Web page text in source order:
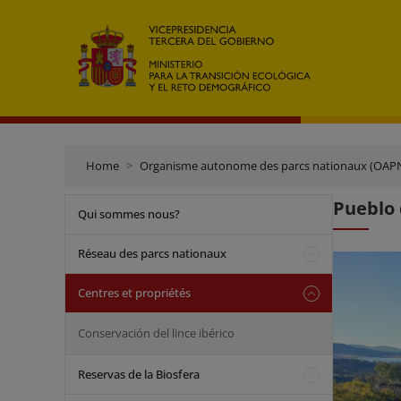
Home Organisme autonome des parcs nationaux
Qui sommes nous?
Réseau des parcs nationaux
Centres et propriétés
Conservación del lince ibérico
Reservas de la Biosfera
Pueblo